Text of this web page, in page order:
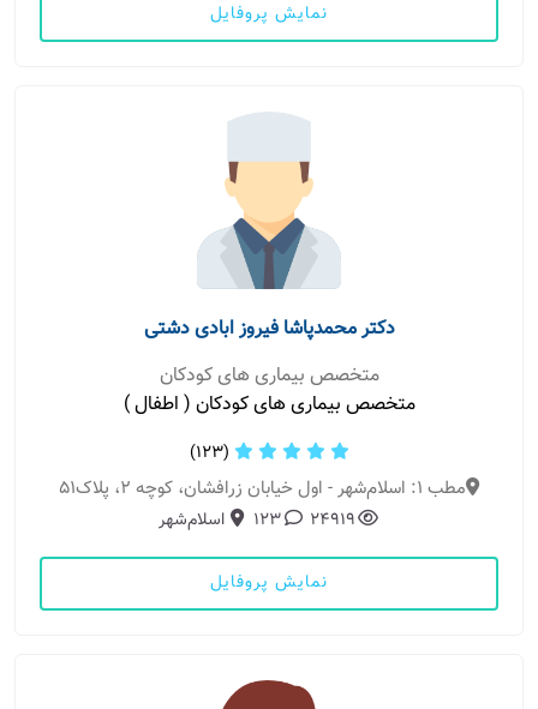
نمایش پروفایل
دکتر محمدپاشا فیروز ابادی دشتی
متخصص بیماری های کودکان
متخصص بیماری های کودکان ( اطفال )
(123)
مطب 1: اسلام‌شهر - اول خیابان زرافشان، کوچه 2، پلاک51
24919
123 اسلام‌شهر
نمایش پروفایل